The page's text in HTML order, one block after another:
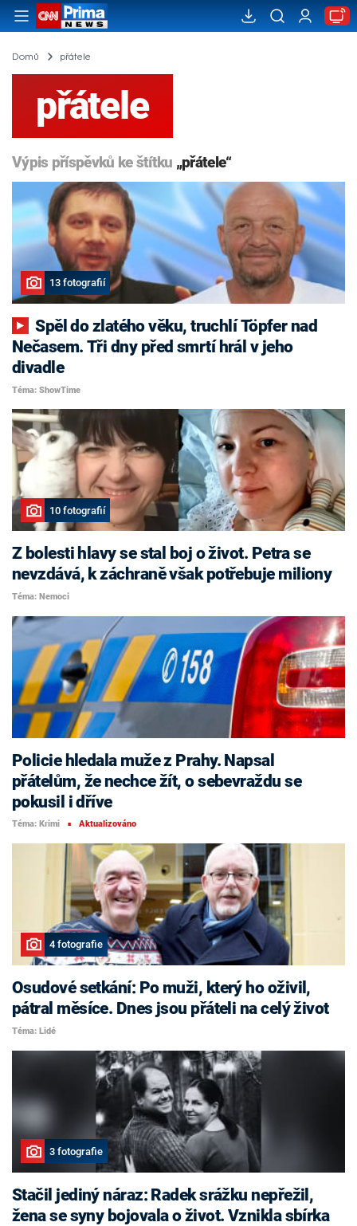
Domů přátele
přátele
Výpis příspěvků ke štítku „přátele“
13 fotografií
Spěl do zlatého věku, truchlí Töpfer nad
Nečasem. Tři dny před smrtí hrál v jeho
divadle
Téma: ShowTime
10 fotografií
Z bolesti hlavy se stal boj o život. Petra se
nevzdává, k záchraně však potřebuje miliony
Téma: Nemoci
Policie hledala muže z Prahy. Napsal
přátelům, že nechce žít, o sebevraždu se
pokusil i dříve
Téma: Krimi ■ Aktualizováno
4 fotografie
Osudové setkání: Po muži, který ho oživil,
pátral měsíce. Dnes jsou přáteli na celý život
Téma: Lidé
3 fotografie
Stačil jediný náraz: Radek srážku nepřežil,
žena se syny bojovala o život. Vznikla sbírka